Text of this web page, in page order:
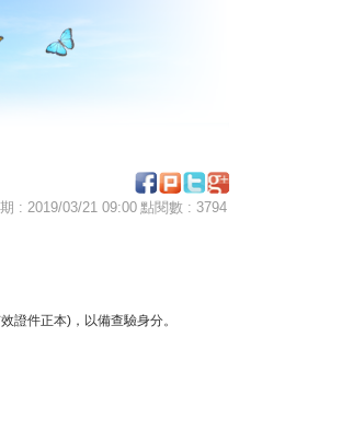
: 2019/03/21 09:00 點閱數 : 3794
證件正本)，以備查驗身分。